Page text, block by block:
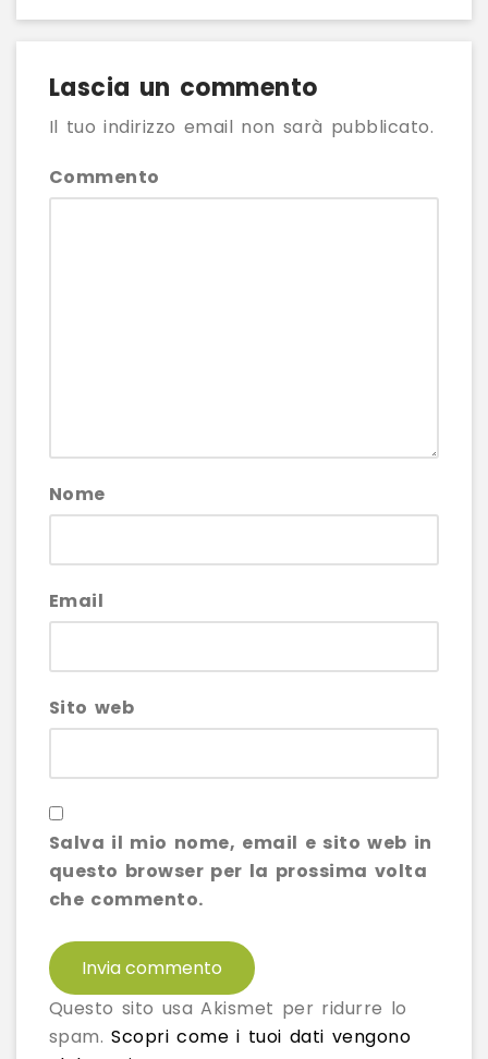
articoli
Lascia un commento
Il tuo indirizzo email non sarà pubblicato.
Commento
Nome
Email
Sito web
Salva il mio nome, email e sito web in
questo browser per la prossima volta
che commento.
Questo sito usa Akismet per ridurre lo
spam.Scopri come i tuoi dati vengono